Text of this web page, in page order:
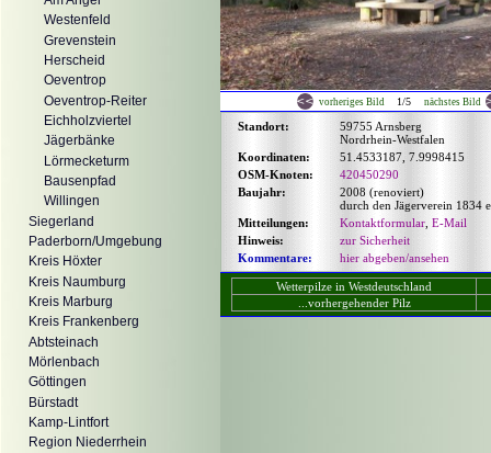
Westenfeld
Grevenstein
Herscheid
Oeventrop
Oeventrop-Reiter
Eichholzviertel
Jägerbänke
Lörmecketurm
Bausenpfad
Willingen
Siegerland
Paderborn/Umgebung
Kreis Höxter
Kreis Naumburg
Kreis Marburg
Kreis Frankenberg
Abtsteinach
Mörlenbach
Göttingen
Bürstadt
Kamp-Lintfort
Region Niederrhein
vorheriges Bild 1/5 nächstes Bild
Standort:
59755 Arnsberg
Nordrhein-Westfalen
Koordinaten:
51.4533187, 7.9998415
OSM-Knoten:
420450290
Baujahr:
2008 (renoviert)
durch den Jägerverein 1834
Mitteilungen:
Kontaktformular E-Mail
Hinweis:
zur Sicherheit
Kommentare:
hier abgeben/ansehen
Wetterpilze in Westdeutschland
...vorhergehender Pilz